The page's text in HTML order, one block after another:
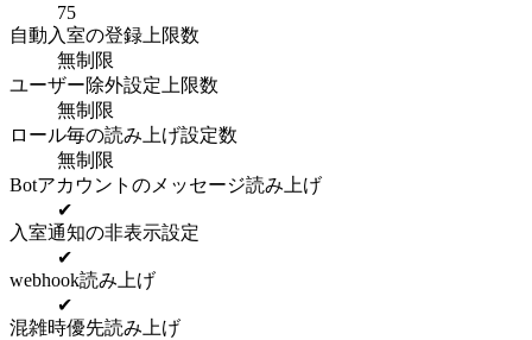
75
自動入室の登録上限数
無制限
ユーザー除外設定上限数
無制限
ロール毎の読み上げ設定数
無制限
Botアカウントのメッセージ読み上げ
✔
入室通知の非表示設定
✔
webhook読み上げ
✔
混雑時優先読み上げ